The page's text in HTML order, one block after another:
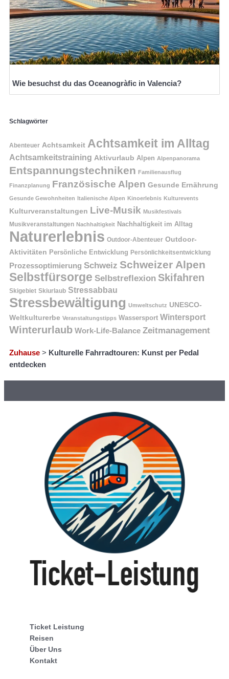
Wie besuchst du das Oceanogràfic in Valencia?
Schlagwörter
Abenteuer Achtsamkeit Achtsamkeit im Alltag
Achtsamkeitstraining Aktivurlaub Alpen Alpenpanorama
Entspannungstechniken Familienausflug
Finanzplanung Französische Alpen Gesunde Ernährung
Gesunde Gewohnheiten Italienische Alpen Kinoerlebnis Kulturevents
Kulturveranstaltungen Live-Musik Musikfestivals
Musikveranstaltungen Nachhaltigkeit Nachhaltigkeit im Alltag
Naturerlebnis Outdoor-Abenteuer Outdoor-
Aktivitäten Persönliche Entwicklung Persönlichkeitsentwicklung
Prozessoptimierung Schweiz Schweizer Alpen
Selbstfürsorge Selbstreflexion Skifahren
Skigebiet Skiurlaub Stressabbau
Stressbewältigung Umweltschutz UNESCO-
Weltkulturerbe Veranstaltungstipps Wassersport Wintersport
Winterurlaub Work-Life-Balance Zeitmanagement
Zuhause > Kulturelle Fahrradtouren: Kunst per Pedal
entdecken
Ticket Leistung
Reisen
Über Uns
Kontakt